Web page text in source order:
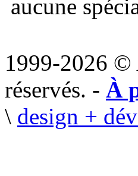
aucune
1999-2026
réservés. - À
\ design +